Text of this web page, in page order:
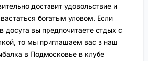
доставит удовольствие и
богатым уловом. Если
досуга вы предпочитаете отдых с
то мы приглашаем вас в наш
в Подмосковье в клубе